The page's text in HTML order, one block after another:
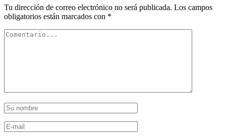
Tu dirección de correo electrónico no será publicada. Los campos
obligatorios están marcados con *